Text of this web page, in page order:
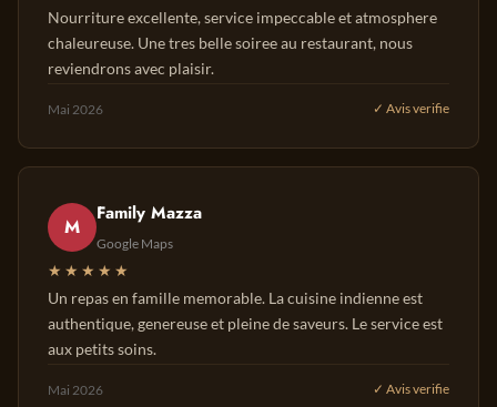
Nourriture excellente, service impeccable et atmosphere
chaleureuse. Une tres belle soiree au restaurant, nous
reviendrons avec plaisir.
Mai 2026 ✓ Avis verifie
M
Family Mazza
Google Maps
★★★★★
Un repas en famille memorable. La cuisine indienne est
authentique, genereuse et pleine de saveurs. Le service est
aux petits soins.
Mai 2026 ✓ Avis verifie